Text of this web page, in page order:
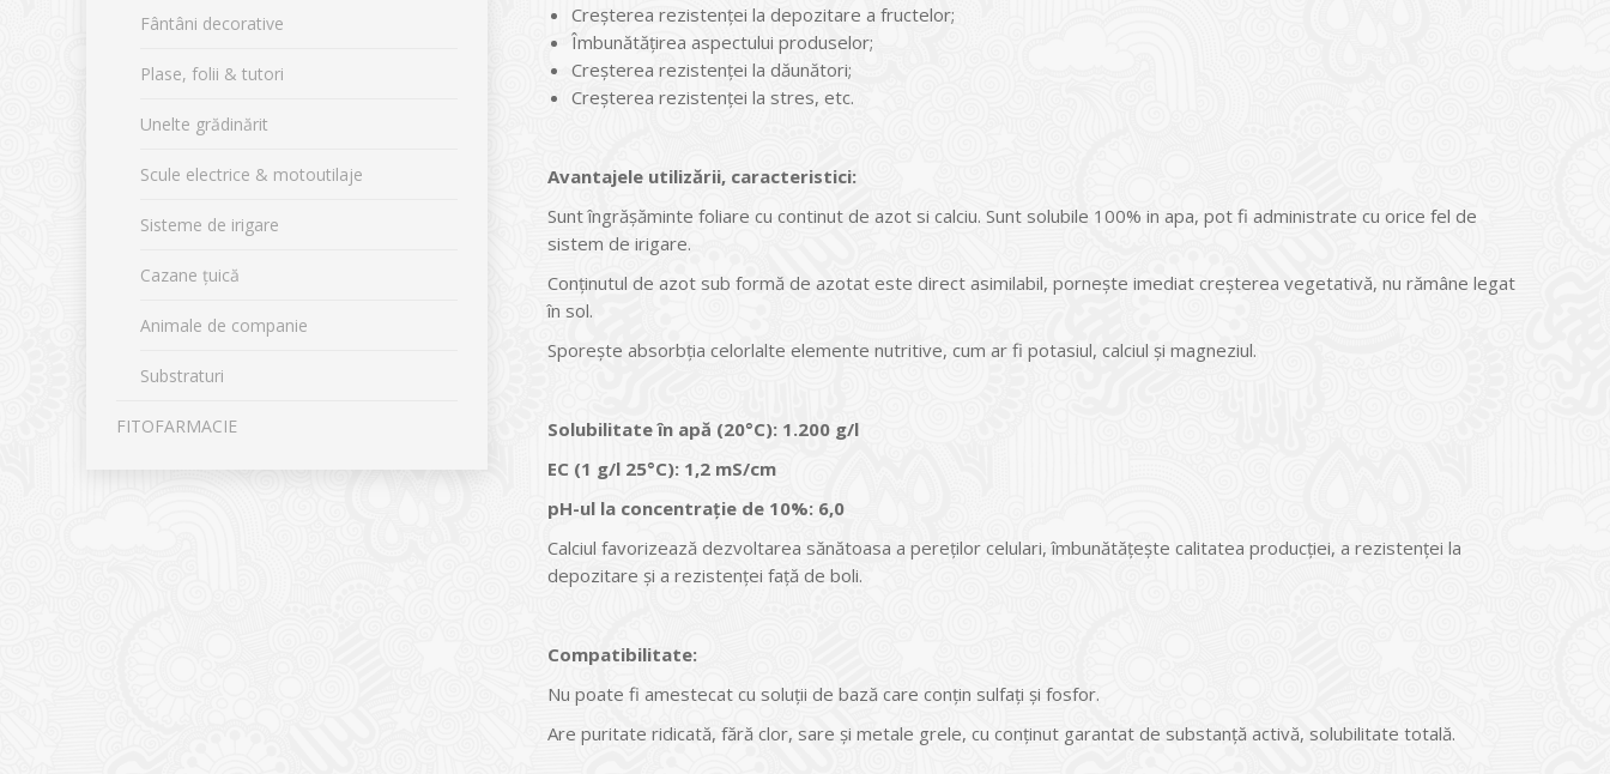
Creșterea rezistenței la depozitare a fructelor;
Îmbunătățirea aspectului produselor;
Creșterea rezistenței la dăunători;
Creșterea rezistenței la stres, etc.
Avantajele utilizării, caracteristici:
Sunt îngrășăminte foliare cu continut de azot si calciu. Sunt solubile 100% in apa, pot fi administrate cu orice fel de
sistem de irigare.
Conținutul de azot sub formă de azotat este direct asimilabil, pornește imediat creșterea vegetativă, nu rămâne legat
în sol.
Sporește absorbția celorlalte elemente nutritive, cum ar fi potasiul, calciul și magneziul.
Solubilitate în apă (20°C): 1.200 g/l
EC (1 g/l 25°C): 1,2 mS/cm
pH-ul la concentrație de 10%: 6,0
Calciul favorizează dezvoltarea sănătoasa a pereților celulari, îmbunătățește calitatea producției, a rezistenței la
depozitare și a rezistenței față de boli.
Compatibilitate:
Nu poate fi amestecat cu soluții de bază care conțin sulfați și fosfor.
Are puritate ridicată, fără clor, sare și metale grele, cu conținut garantat de substanță activă, solubilitate totală.
Fântâni decorative
Plase, folii & tutori
Unelte grădinărit
Scule electrice & motoutilaje
Sisteme de irigare
Cazane țuică
Animale de companie
Substraturi
FITOFARMACIE